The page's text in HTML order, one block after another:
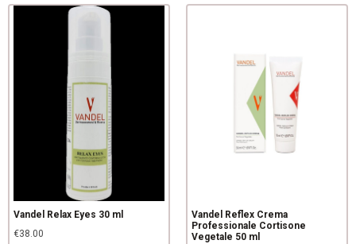
Vandel Relax Eyes 30 ml
€38.00
Vandel Reflex Crema
Professionale Cortisone
Vegetale 50 ml